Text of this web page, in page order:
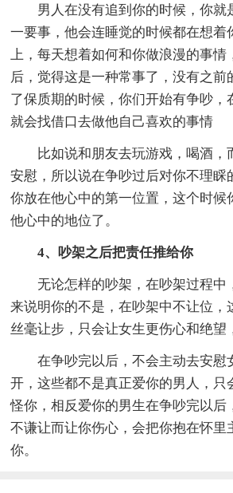
男人在没有追到你的时候，你就
一要事，他会连睡觉的时候都在想着
上，每天想着如何和你做浪漫的事情
后，觉得这是一种常事了，没有之前
了保质期的时候，你们开始有争吵，
就会找借口去做他自己喜欢的事情
比如说和朋友去玩游戏，喝酒，
安慰，所以说在争吵过后对你不理睬
你放在他心中的第一位置，这个时候
他心中的地位了。
4、吵架之后把责任推给你
无论怎样的吵架，在吵架过程中
来说明你的不是，在吵架中不让位，
丝毫让步，只会让女生更伤心和绝望
在争吵完以后，不会主动去安慰
开，这些都不是真正爱你的男人，只
怪你，相反爱你的男生在争吵完以后
不谦让而让你伤心，会把你抱在怀里
你。